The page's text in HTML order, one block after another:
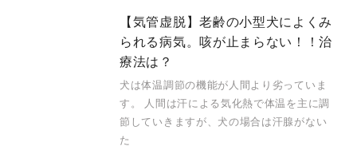
【気管虚脱】老齢の小型犬によくみ
られる病気。咳が止まらない！！治
療法は？
犬は体温調節の機能が人間より劣っていま
す。 人間は汗による気化熱で体温を主に調
節していきますが、犬の場合は汗腺がない
た